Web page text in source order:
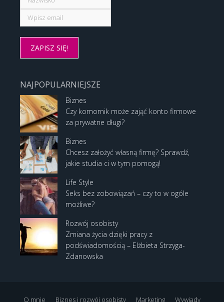
NAJPOPULARNIEJSZE
Biznes
Czy komornik może zająć konto firmowe
za prywatne długi?
Biznes
Chcesz założyć własną firmę? Sprawdź,
jakie studia ci w tym pomogą!
Life Style
Seks bez zobowiązań – czy to w ogóle
możliwe?
Rozwój osobisty
Zmiana życia dzięki pracy z
podświadomością – Elżbieta Strzyga-
Zdanowska
O mnie Biznes i rozwój osobisty Marketing Wywiady